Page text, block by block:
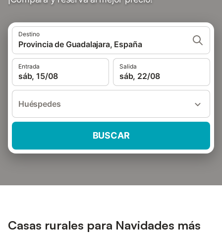
Destino
Provincia de Guadalajara, España
Entrada
sáb, 15/08
Salida
sáb, 22/08
Huéspedes
BUSCAR
Casas rurales para Navidades más